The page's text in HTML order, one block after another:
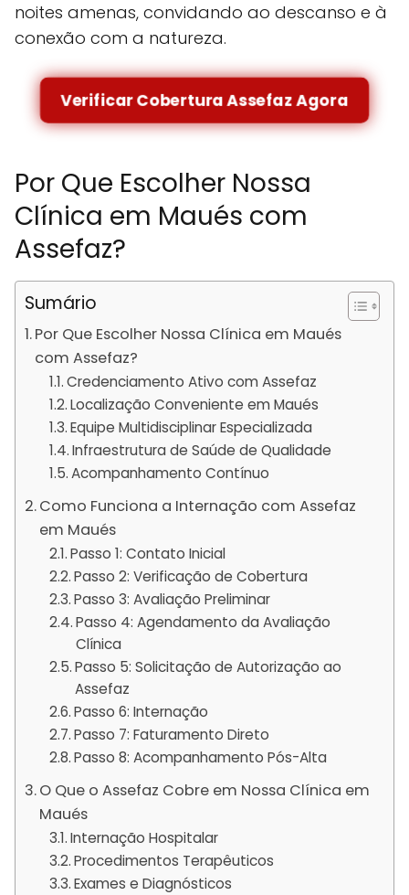
noites amenas, convidando ao descanso e à
conexão com a natureza.
Verificar Cobertura Assefaz Agora
Por Que Escolher Nossa
Clínica em Maués com
Assefaz?
Sumário
Por Que Escolher Nossa Clínica em Maués
com Assefaz?
Credenciamento Ativo com Assefaz
Localização Conveniente em Maués
Equipe Multidisciplinar Especializada
Infraestrutura de Saúde de Qualidade
Acompanhamento Contínuo
Como Funciona a Internação com Assefaz
em Maués
Passo 1: Contato Inicial
Passo 2: Verificação de Cobertura
Passo 3: Avaliação Preliminar
Passo 4: Agendamento da Avaliação
Clínica
Passo 5: Solicitação de Autorização ao
Assefaz
Passo 6: Internação
Passo 7: Faturamento Direto
Passo 8: Acompanhamento Pós-Alta
O Que o Assefaz Cobre em Nossa Clínica em
Maués
Internação Hospitalar
Procedimentos Terapêuticos
Exames e Diagnósticos